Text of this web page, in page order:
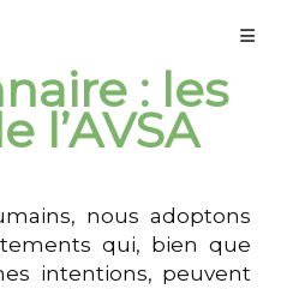
: les
l’AVSA
nous adoptons
qui, bien que
intentions, peuvent